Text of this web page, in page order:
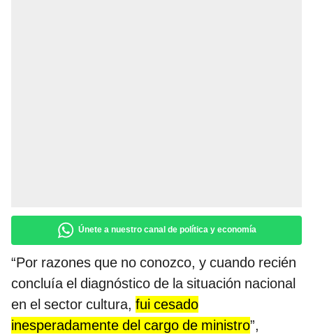
Únete a nuestro canal de política y economía
“Por razones que no conozco, y cuando recién
concluía el diagnóstico de la situación nacional
en el sector cultura, fui cesado
inesperadamente del cargo de ministro”,